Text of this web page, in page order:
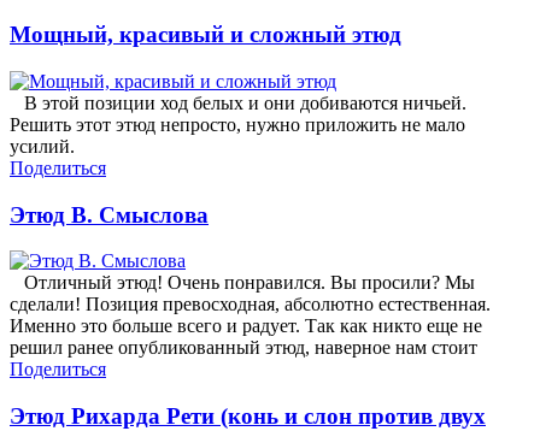
Мощный, красивый и сложный этюд
В этой позиции ход белых и они добиваются ничьей.
Решить этот этюд непросто, нужно приложить не мало
усилий.
Поделиться
Этюд В. Смыслова
Отличный этюд! Очень понравился. Вы просили? Мы
сделали! Позиция превосходная, абсолютно естественная.
Именно это больше всего и радует. Так как никто еще не
решил ранее опубликованный этюд, наверное нам стоит
Поделиться
Этюд Рихарда Рети (конь и слон против двух